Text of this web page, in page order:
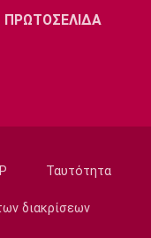
Παγκόσμιο
ΠΡΩΤΟΣΕΛΙΔΑ
Ταυτότητα
διακρίσεων